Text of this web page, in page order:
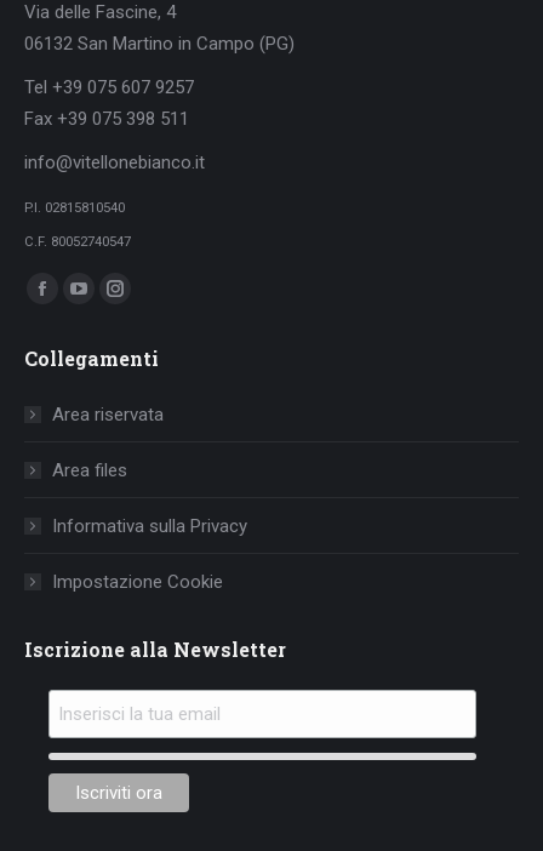
Via delle Fascine, 4
06132 San Martino in Campo (PG)
Tel +39 075 607 9257
Fax +39 075 398 511
info@vitellonebianco.it
P.I. 02815810540
C.F. 80052740547
Ci puoi trovare su:
Facebook
opens
window
YouTube
opens
window
Instagram
opens
Collegamenti
Area riservata
Area files
Informativa sulla Privacy
Impostazione Cookie
Iscrizione alla Newsletter